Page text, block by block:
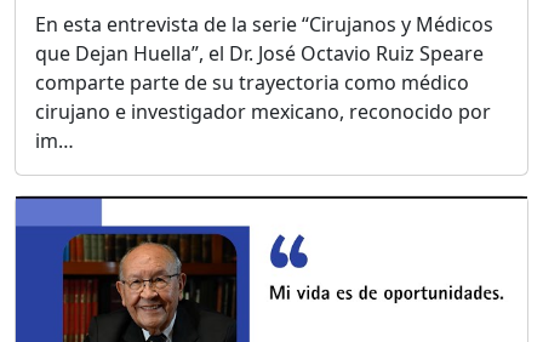
En esta entrevista de la serie “Cirujanos y Médicos
que Dejan Huella”, el Dr. José Octavio Ruiz Speare
comparte parte de su trayectoria como médico
cirujano e investigador mexicano, reconocido por
im…